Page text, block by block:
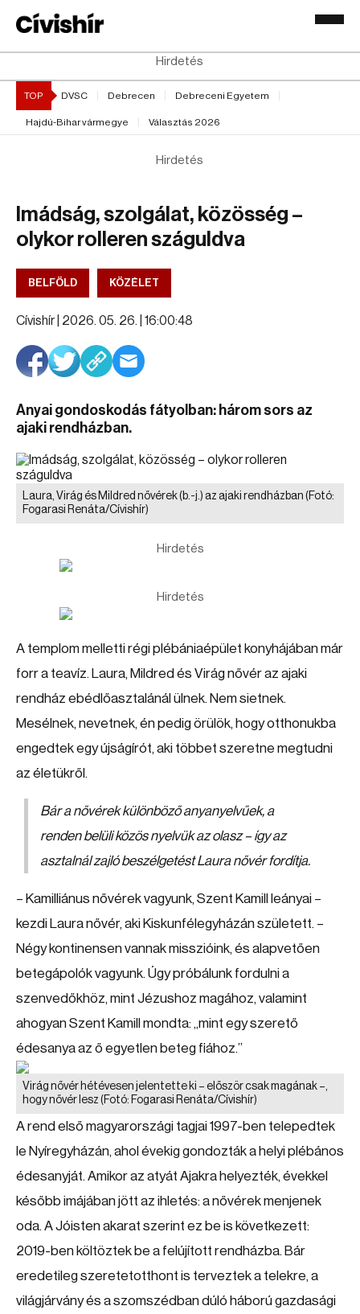
Hirdetés
TOP DVSC Debrecen Debreceni Egyetem
Hajdú-Bihar vármegye Választás 2026
Hirdetés
Imádság, szolgálat, közösség –
olykor rolleren száguldva
BELFÖLD KÖZÉLET
Cívishír | 2026. 05. 26. | 16:00:48
Anyai gondoskodás fátyolban: három sors az
ajaki rendházban.
Laura, Virág és Mildred nővérek (b.-j.) az ajaki rendházban (Fotó:
Fogarasi Renáta/Cívishír)
Hirdetés
Hirdetés
A templom melletti régi plébániaépület konyhájában már
forr a teavíz. Laura, Mildred és Virág nővér az ajaki
rendház ebédlőasztalánál ülnek. Nem sietnek.
Mesélnek, nevetnek, én pedig örülök, hogy otthonukba
engedtek egy újságírót, aki többet szeretne megtudni
az életükről.
Bár a nővérek különböző anyanyelvűek, a
renden belüli közös nyelvük az olasz – így az
asztalnál zajló beszélgetést Laura nővér fordítja.
– Kamilliánus nővérek vagyunk, Szent Kamill leányai –
kezdi Laura nővér, aki Kiskunfélegyházán született. –
Négy kontinensen vannak misszióink, és alapvetően
betegápolók vagyunk. Úgy próbálunk fordulni a
szenvedőkhöz, mint Jézushoz magához, valamint
ahogyan Szent Kamill mondta: „mint egy szerető
édesanya az ő egyetlen beteg fiához.”
Virág nővér hétévesen jelentette ki – először csak magának –,
hogy nővér lesz (Fotó: Fogarasi Renáta/Cívishír)
A rend első magyarországi tagjai 1997-ben telepedtek
le Nyíregyházán, ahol évekig gondozták a helyi plébános
édesanyját. Amikor az atyát Ajakra helyezték, évekkel
később imájában jött az ihletés: a nővérek menjenek
oda. A Jóisten akarat szerint ez be is következett:
2019-ben költöztek be a felújított rendházba. Bár
eredetileg szeretetotthont is terveztek a telekre, a
világjárvány és a szomszédban dúló háború gazdasági